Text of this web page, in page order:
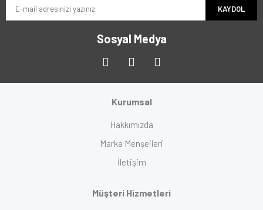
KAYDOL
Sosyal Medya
Kurumsal
Hakkımızda
Marka Menşeileri
İletişim
Müşteri Hizmetleri